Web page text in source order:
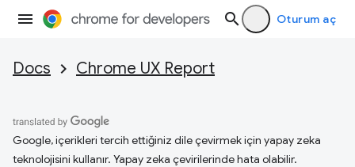
Oturum aç
Docs Chrome UX Report
Google, içerikleri tercih ettiğiniz dile çevirmek için yapay zeka
teknolojisini kullanır. Yapay zeka çevirilerinde hata olabilir.